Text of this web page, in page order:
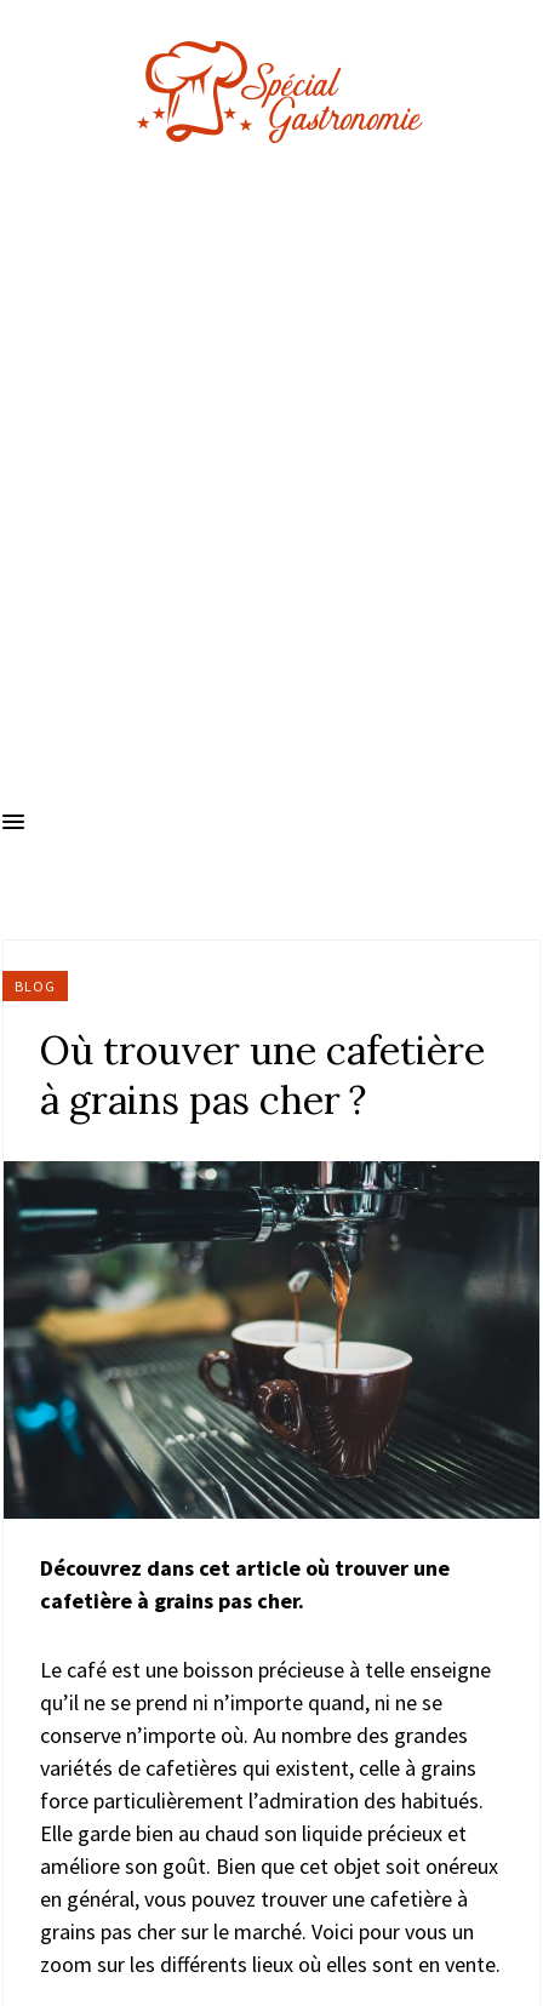
BLOG
Où trouver une cafetière
à grains pas cher ?
Découvrez dans cet article où trouver une
cafetière à grains pas cher.
Le café est une boisson précieuse à telle enseigne
qu’il ne se prend ni n’importe quand, ni ne se
conserve n’importe où. Au nombre des grandes
variétés de cafetières qui existent, celle à grains
force particulièrement l’admiration des habitués.
Elle garde bien au chaud son liquide précieux et
améliore son goût. Bien que cet objet soit onéreux
en général, vous pouvez trouver une cafetière à
grains pas cher sur le marché. Voici pour vous un
zoom sur les différents lieux où elles sont en vente.